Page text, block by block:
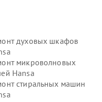
духовых шкафов
микроволновых
Hansa
стиральных машин